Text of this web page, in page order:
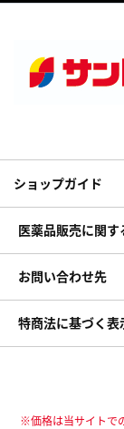
ショップガイド
医薬品販売に関
お問い合わせ先
特商法に基づく表
※価格は当サイトで